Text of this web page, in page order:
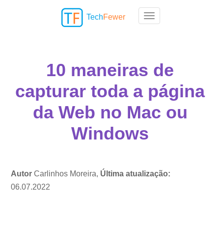
Toggle navigation
TechFewer
10 maneiras de
capturar toda a página
da Web no Mac ou
Windows
Autor Carlinhos Moreira, Última atualização:
06.07.2022